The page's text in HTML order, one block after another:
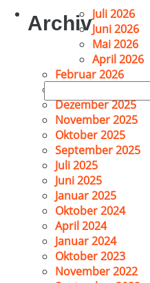
Suchen
nach:
ArchivJuli 2026
Juni 2026
Mai 2026
April 2026
Februar 2026
Dezember 2025
November 2025
Oktober 2025
September 2025
Juli 2025
Juni 2025
Januar 2025
Oktober 2024
April 2024
Januar 2024
Oktober 2023
November 2022